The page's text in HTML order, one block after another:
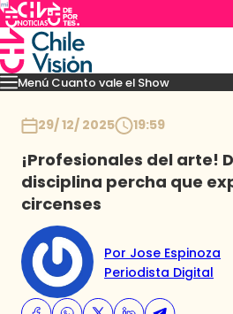
Menú Cuanto vale el Show
Momentos Presentaciones
29/ 12/ 2025 19:59
¡Profesionales del arte!
disciplina percha que
circenses
Por Jose Espinoza
Periodista Digital
Imperdibles